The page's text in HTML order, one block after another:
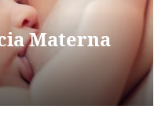
Materna